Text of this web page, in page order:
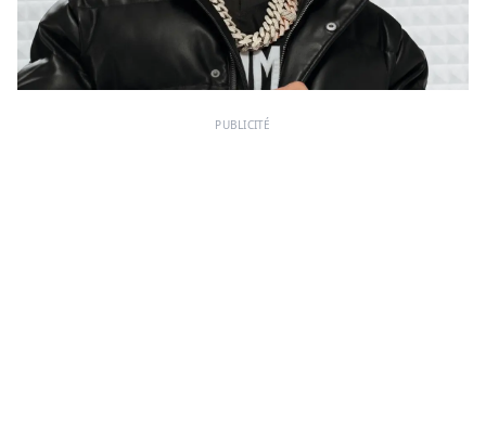
PUBLICITÉ